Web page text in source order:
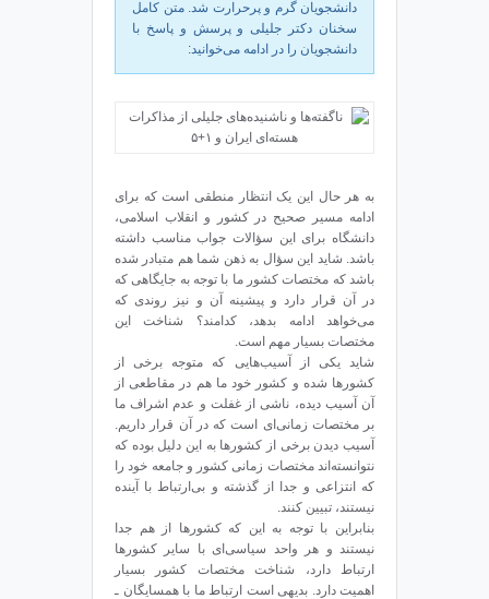
دانشجویان گرم و پرحرارت شد. متن کامل
سخنان دکتر جلیلی و پرسش و پاسخ با
دانشجویان را در ادامه می‌‌خوانید:
به هر حال این یک انتظار منطقی است که برای
ادامه مسیر صحیح در کشور و انقلاب اسلامی،
دانشگاه برای این سؤالات جواب مناسب داشته
باشد. شاید این سؤال به ذهن شما هم متبادر شده
باشد که مختصات کشور ما با توجه به جایگاهی که
در آن قرار دارد و پیشینه‌ آن و نیز روندی که
می‌خواهد ادامه بدهد، کدامند؟ شناخت این
مختصات بسیار مهم است.
شاید یکی از آسیب‌هایی که متوجه برخی از
کشورها شده و کشور خود ما هم در مقاطعی از
آن آسیب دیده‌، ناشی از غفلت و عدم اشراف ما
بر مختصات زمانی‌ای است که در آن قرار داریم.
آسیب دیدن برخی از کشورها به این دلیل بوده که
نتوانسته‌اند مختصات زمانی کشور و جامعه خود را
که انتزاعی و جدا از گذشته و بی‌ارتباط با آینده
نیستند، تبیین کنند.
بنابراین با توجه به این که کشورها از هم جدا
نیستند و هر واحد سیاسی‌ای با سایر کشورها
ارتباط دارد، شناخت مختصات کشور بسیار
اهمیت دارد. بدیهی است ارتباط ما با همسایگان ـ